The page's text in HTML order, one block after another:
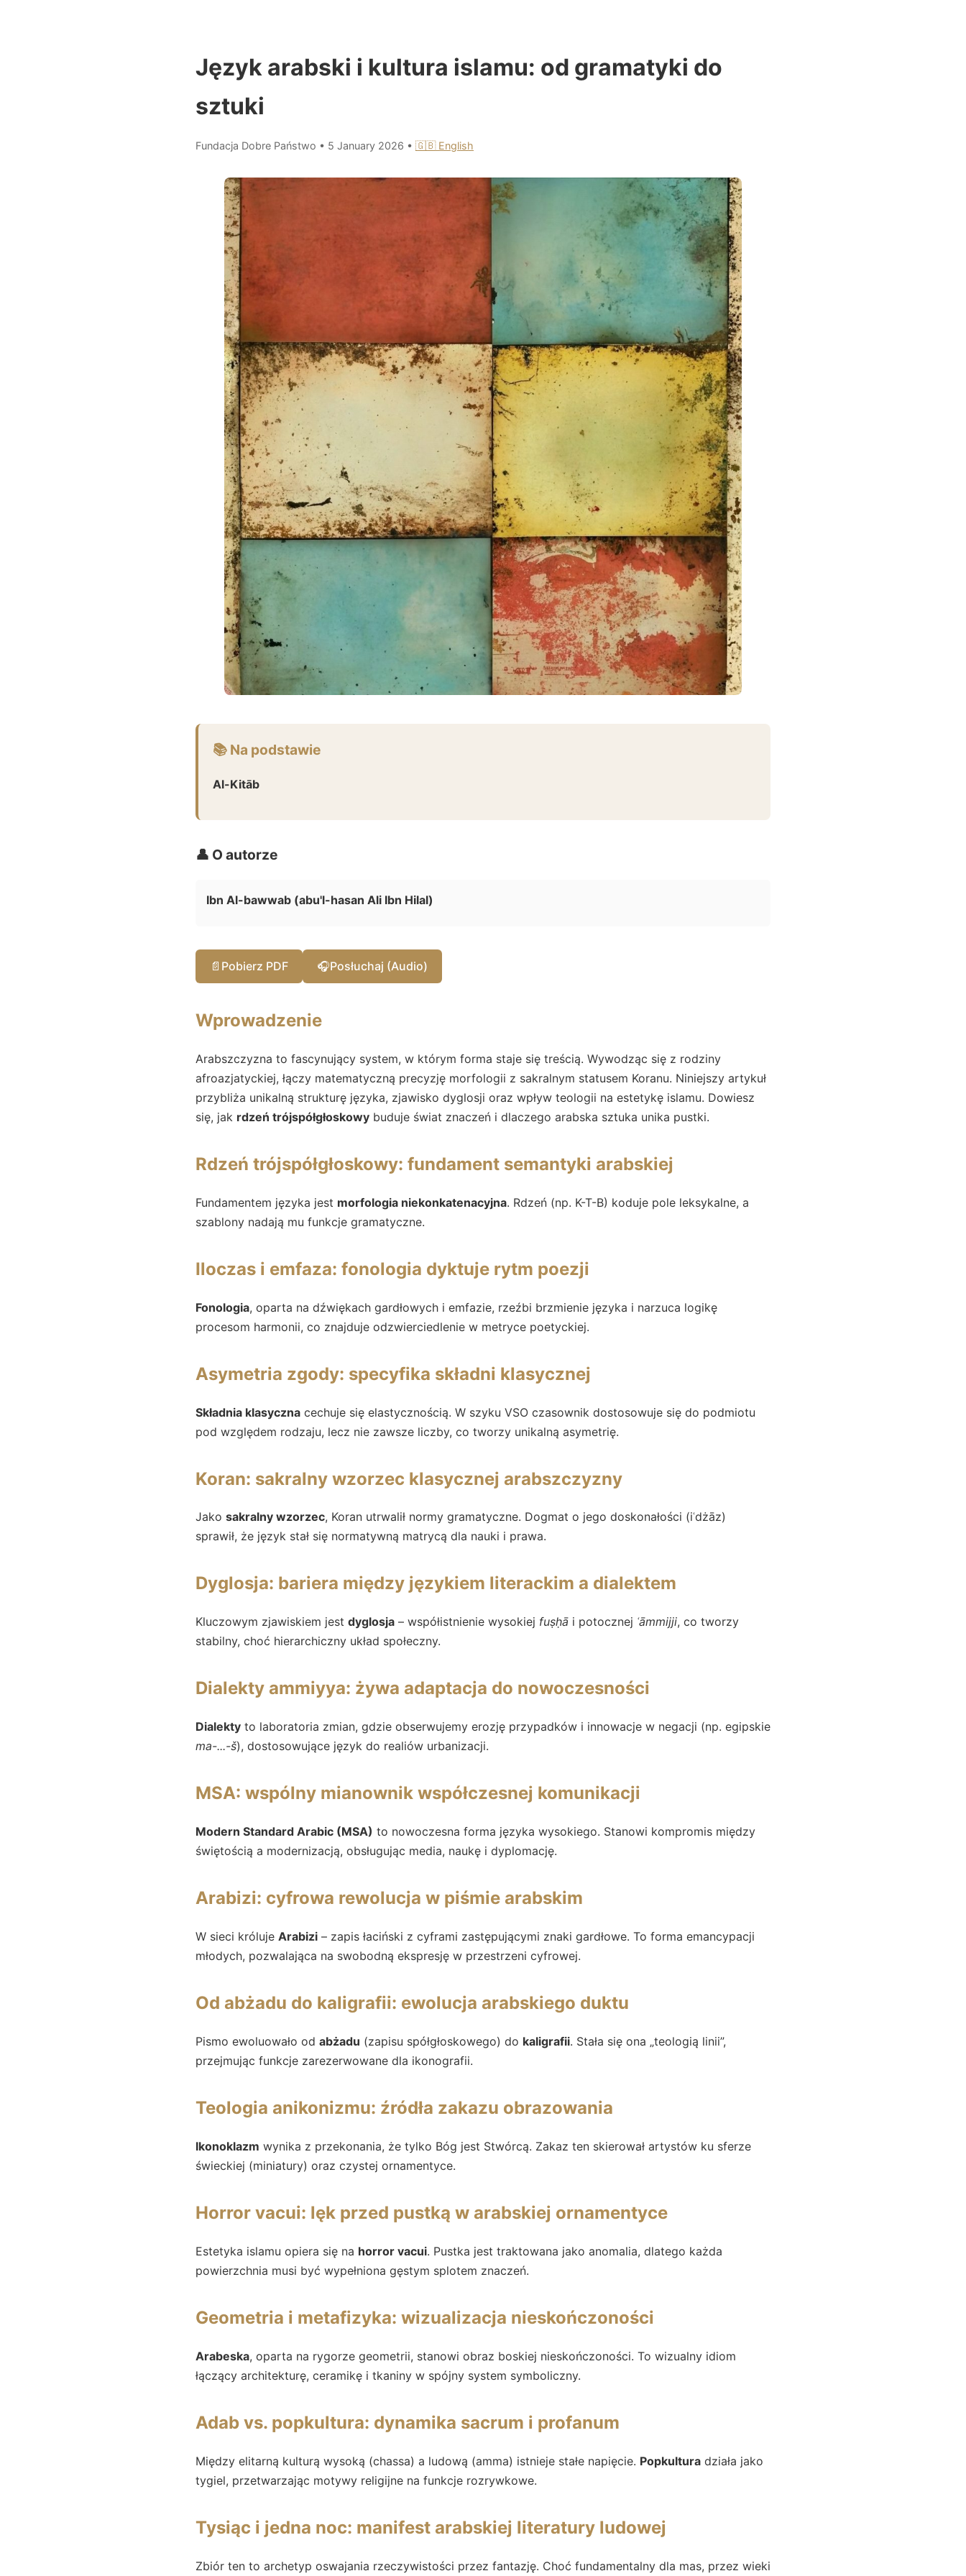
Język arabski i kultura islamu: od gramatyki do
sztuki
Fundacja Dobre Państwo • 5 January 2026 • 🇬🇧 English
📚 Na podstawie
Al-Kitāb
👤 O autorze
Ibn Al-bawwab (abu'l-hasan Ali Ibn Hilal)
📄 Pobierz PDF 🎧Posłuchaj (Audio)
Wprowadzenie
Arabszczyzna to fascynujący system, w którym forma staje się treścią. Wywodząc się z rodziny
afroazjatyckiej, łączy matematyczną precyzję morfologii z sakralnym statusem Koranu. Niniejszy artykuł
przybliża unikalną strukturę języka, zjawisko dyglosji oraz wpływ teologii na estetykę islamu. Dowiesz
się, jak rdzeń trójspółgłoskowy buduje świat znaczeń i dlaczego arabska sztuka unika pustki.
Rdzeń trójspółgłoskowy: fundament semantyki arabskiej
Fundamentem języka jest morfologia niekonkatenacyjna. Rdzeń (np. K-T-B) koduje pole leksykalne, a
szablony nadają mu funkcje gramatyczne.
Iloczas i emfaza: fonologia dyktuje rytm poezji
Fonologia, oparta na dźwiękach gardłowych i emfazie, rzeźbi brzmienie języka i narzuca logikę
procesom harmonii, co znajduje odzwierciedlenie w metryce poetyckiej.
Asymetria zgody: specyfika składni klasycznej
Składnia klasyczna cechuje się elastycznością. W szyku VSO czasownik dostosowuje się do podmiotu
pod względem rodzaju, lecz nie zawsze liczby, co tworzy unikalną asymetrię.
Koran: sakralny wzorzec klasycznej arabszczyzny
Jako sakralny wzorzec, Koran utrwalił normy gramatyczne. Dogmat o jego doskonałości (iʿdżāz)
sprawił, że język stał się normatywną matrycą dla nauki i prawa.
Dyglosja: bariera między językiem literackim a dialektem
Kluczowym zjawiskiem jest dyglosja – współistnienie wysokiej fuṣḥā i potocznej ʿāmmijji, co tworzy
stabilny, choć hierarchiczny układ społeczny.
Dialekty ammiyya: żywa adaptacja do nowoczesności
Dialekty to laboratoria zmian, gdzie obserwujemy erozję przypadków i innowacje w negacji (np. egipskie
ma-...-š), dostosowujące język do realiów urbanizacji.
MSA: wspólny mianownik współczesnej komunikacji
Modern Standard Arabic (MSA) to nowoczesna forma języka wysokiego. Stanowi kompromis między
świętością a modernizacją, obsługując media, naukę i dyplomację.
Arabizi: cyfrowa rewolucja w piśmie arabskim
W sieci króluje Arabizi – zapis łaciński z cyframi zastępującymi znaki gardłowe. To forma emancypacji
młodych, pozwalająca na swobodną ekspresję w przestrzeni cyfrowej.
Od abżadu do kaligrafii: ewolucja arabskiego duktu
Pismo ewoluowało od abżadu (zapisu spółgłoskowego) do kaligrafii. Stała się ona „teologią linii”,
przejmując funkcje zarezerwowane dla ikonografii.
Teologia anikonizmu: źródła zakazu obrazowania
Ikonoklazm wynika z przekonania, że tylko Bóg jest Stwórcą. Zakaz ten skierował artystów ku sferze
świeckiej (miniatury) oraz czystej ornamentyce.
Horror vacui: lęk przed pustką w arabskiej ornamentyce
Estetyka islamu opiera się na horror vacui. Pustka jest traktowana jako anomalia, dlatego każda
powierzchnia musi być wypełniona gęstym splotem znaczeń.
Geometria i metafizyka: wizualizacja nieskończoności
Arabeska, oparta na rygorze geometrii, stanowi obraz boskiej nieskończoności. To wizualny idiom
łączący architekturę, ceramikę i tkaniny w spójny system symboliczny.
Adab vs. popkultura: dynamika sacrum i profanum
Między elitarną kulturą wysoką (chassa) a ludową (amma) istnieje stałe napięcie. Popkultura działa jako
tygiel, przetwarzając motywy religijne na funkcje rozrywkowe.
Tysiąc i jedna noc: manifest arabskiej literatury ludowej
Zbiór ten to archetyp oswajania rzeczywistości przez fantazję. Choć fundamentalny dla mas, przez wieki